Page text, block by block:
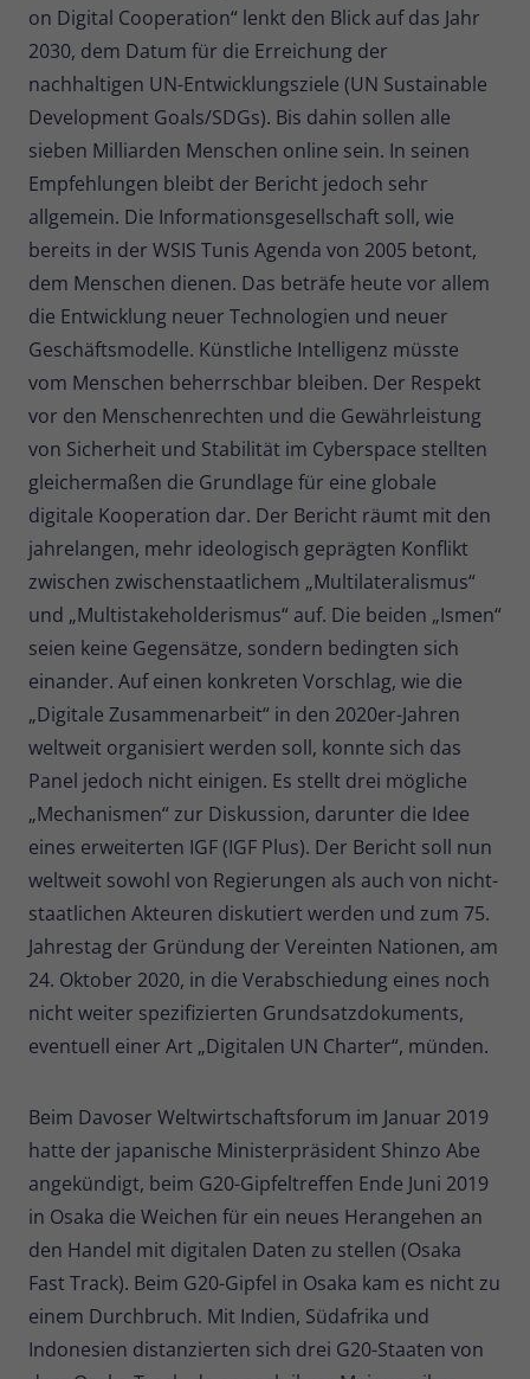
on Digital Cooperation“ lenkt den Blick auf das Jahr
2030, dem Datum für die Erreichung der
nachhaltigen UN-Entwicklungsziele (UN Sustainable
Development Goals/SDGs). Bis dahin sollen alle
sieben Milliarden Menschen online sein. In seinen
Empfehlungen bleibt der Bericht jedoch sehr
allgemein. Die Informationsgesellschaft soll, wie
bereits in der WSIS Tunis Agenda von 2005 betont,
dem Menschen dienen. Das beträfe heute vor allem
die Entwicklung neuer Technologien und neuer
Geschäftsmodelle. Künstliche Intelligenz müsste
vom Menschen beherrschbar bleiben. Der Respekt
vor den Menschenrechten und die Gewährleistung
von Sicherheit und Stabilität im Cyberspace stellten
gleichermaßen die Grundlage für eine globale
digitale Kooperation dar. Der Bericht räumt mit den
jahrelangen, mehr ideologisch geprägten Konflikt
zwischen zwischenstaatlichem „Multilateralismus“
und „Multistakeholderismus“ auf. Die beiden „Ismen“
seien keine Gegensätze, sondern bedingten sich
einander. Auf einen konkreten Vorschlag, wie die
„Digitale Zusammenarbeit“ in den 2020er-Jahren
weltweit organisiert werden soll, konnte sich das
Panel jedoch nicht einigen. Es stellt drei mögliche
„Mechanismen“ zur Diskussion, darunter die Idee
eines erweiterten IGF (IGF Plus). Der Bericht soll nun
weltweit sowohl von Regierungen als auch von nicht-
staatlichen Akteuren diskutiert werden und zum 75.
Jahrestag der Gründung der Vereinten Nationen, am
24. Oktober 2020, in die Verabschiedung eines noch
nicht weiter spezifizierten Grundsatzdokuments,
eventuell einer Art „Digitalen UN Charter“, münden.
Beim Davoser Weltwirtschaftsforum im Januar 2019
hatte der japanische Ministerpräsident Shinzo Abe
angekündigt, beim G20-Gipfeltreffen Ende Juni 2019
in Osaka die Weichen für ein neues Herangehen an
den Handel mit digitalen Daten zu stellen (Osaka
Fast Track). Beim G20-Gipfel in Osaka kam es nicht zu
einem Durchbruch. Mit Indien, Südafrika und
Indonesien distanzierten sich drei G20-Staaten von